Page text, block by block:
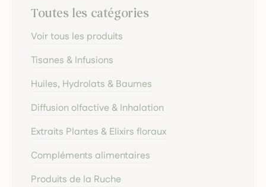
Toutes les catégories
Voir tous les produits
Tisanes & Infusions
Huiles, Hydrolats & Baumes
Diffusion olfactive & Inhalation
Extraits Plantes & Elixirs floraux
Compléments alimentaires
Produits de la Ruche